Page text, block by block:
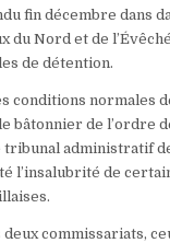
fin décembre dans
du Nord et de
de détention.
conditions normales
bâtonnier de l’ordre
tribunal administratif
l’insalubrité de
deux commissariats,